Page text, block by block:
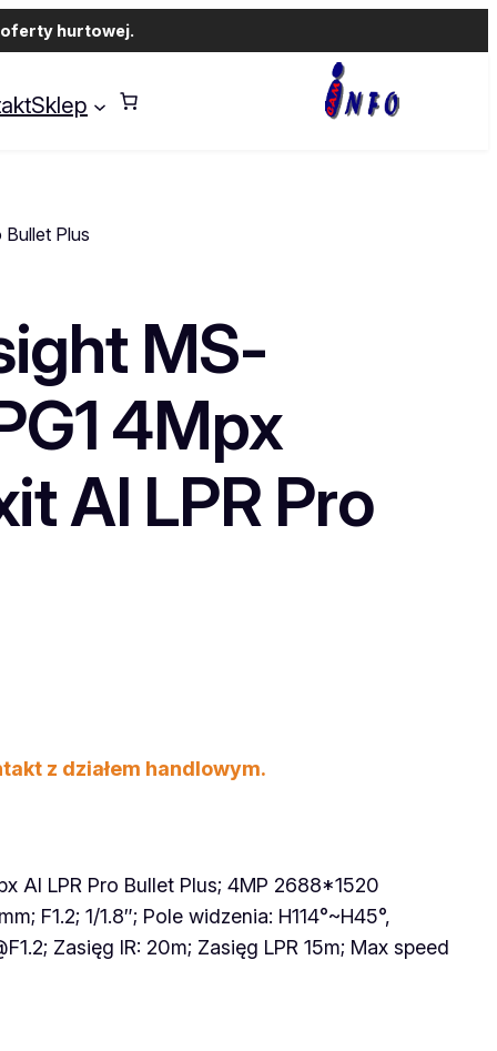
hurtowej.
Sklep
Plus
MS-
4Mpx
AI LPR Pro
z działem handlowym.
AI LPR Pro Bullet Plus; 4MP 2688*1520
F1.2; 1/1.8″; Pole widzenia: H114°~H45°,
Zasięg IR: 20m; Zasięg LPR 15m; Max speed